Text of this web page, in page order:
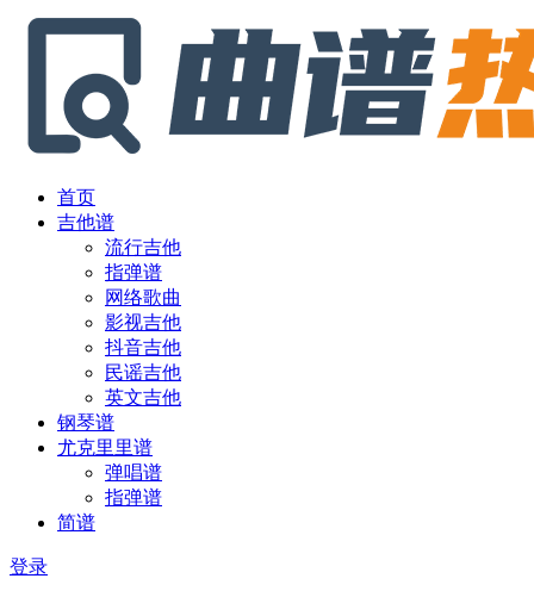
首页
吉他谱
流行吉他
指弹谱
网络歌曲
影视吉他
抖音吉他
民谣吉他
英文吉他
钢琴谱
尤克里里谱
弹唱谱
指弹谱
简谱
登录